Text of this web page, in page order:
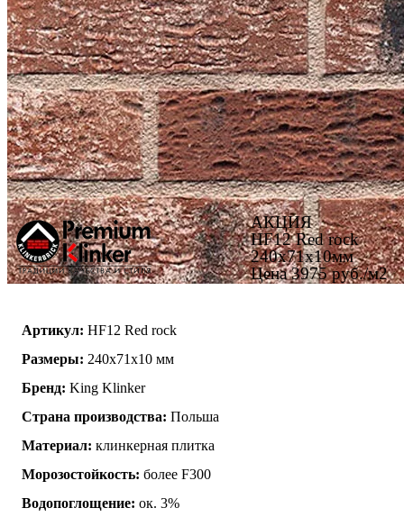
АКЦИЯ
HF12 Red rock
240x71x10мм
Цена 3975 руб./м2
Артикул: HF12 Red rock
Размеры: 240x71x10 мм
Бренд: King Klinker
Страна производства: Польша
Материал: клинкерная плитка
Морозостойкость: более F300
Водопоглощение: ок. 3%